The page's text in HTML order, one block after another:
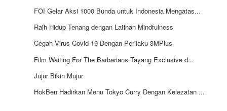
FOI Gelar Aksi 1000 Bunda untuk Indonesia Mengatas...
Raih Hidup Tenang dengan Latihan Mindfulness
Cegah Virus Covid-19 Dengan Perilaku 3MPlus
Film Waiting For The Barbarians Tayang Exclusive d...
Jujur Bikin Mujur
HokBen Hadirkan Menu Tokyo Curry Dengan Kelezatan ...